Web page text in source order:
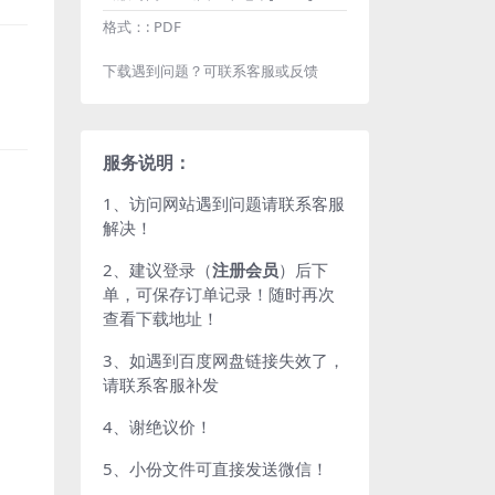
格式：: PDF
下载遇到问题？可联系客服或反馈
服务说明：
1、访问网站遇到问题请联系客服
解决！
2、建议登录（注册会员）后下
单，可保存订单记录！随时再次
查看下载地址！
3、如遇到百度网盘链接失效了，
请联系客服补发
4、谢绝议价！
5、小份文件可直接发送微信！